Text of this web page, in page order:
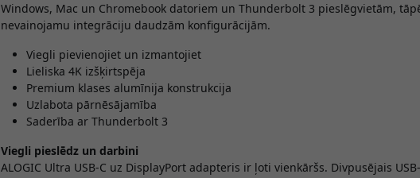
Windows, Mac un Chromebook datoriem un Thunderbolt 3 pieslēgvietām,
nevainojamu integrāciju daudzām konfigurācijām.
Viegli pievienojiet un izmantojiet
Lieliska 4K izšķirtspēja
Premium klases alumīnija konstrukcija
Uzlabota pārnēsājamība
Saderība ar Thunderbolt 3
Viegli pieslēdz un darbini
ALOGIC Ultra USB-C uz DisplayPort adapteris ir ļoti vienkāršs. Divpusējais